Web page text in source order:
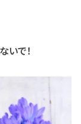
いで！